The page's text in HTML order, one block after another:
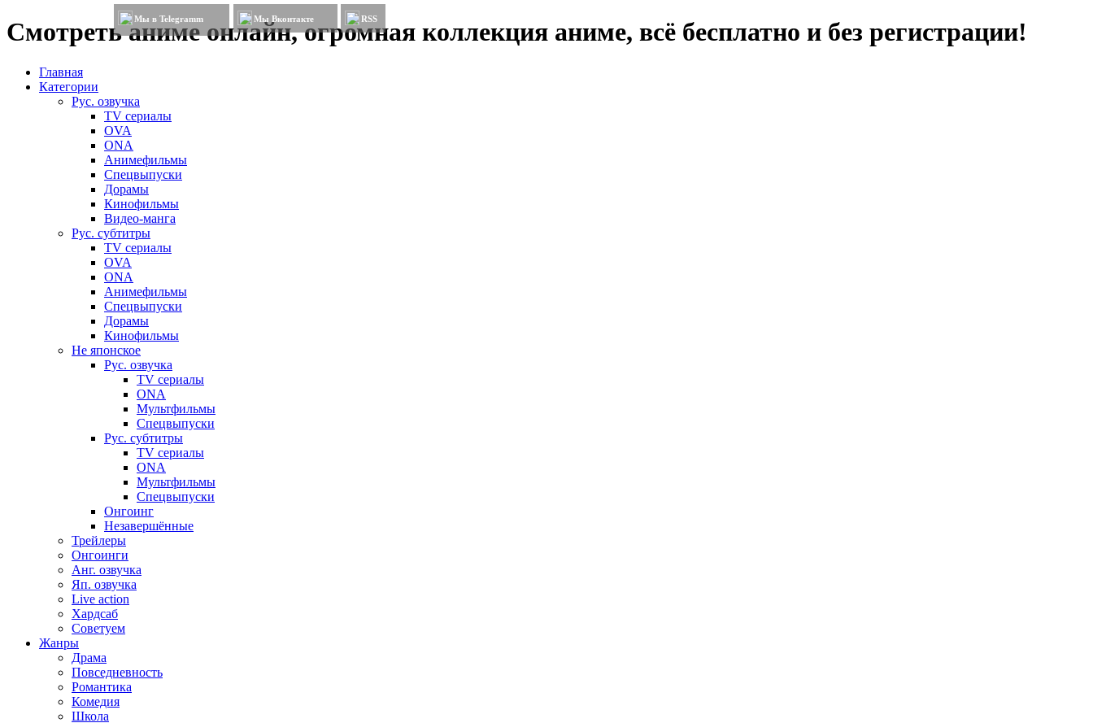
Смотреть аниме онлайн, огромная коллекция аниме, всё бесплатно и без регистрации!
Мы в Telegramm Мы Вконтакте RSS
Главная
Категории
Рус. озвучка
TV сериалы
OVA
ONA
Анимефильмы
Спецвыпуски
Дорамы
Кинофильмы
Видео-манга
Рус. субтитры
TV сериалы
OVA
ONA
Анимефильмы
Спецвыпуски
Дорамы
Кинофильмы
Не японское
Рус. озвучка
TV сериалы
ONA
Мультфильмы
Спецвыпуски
Рус. субтитры
TV сериалы
ONA
Мультфильмы
Спецвыпуски
Онгоинг
Незавершённые
Трейлеры
Онгоинги
Анг. озвучка
Яп. озвучка
Live action
Хардсаб
Советуем
Жанры
Драма
Повседневность
Романтика
Комедия
Школа